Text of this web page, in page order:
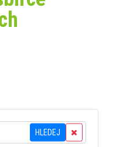
HLEDEJ